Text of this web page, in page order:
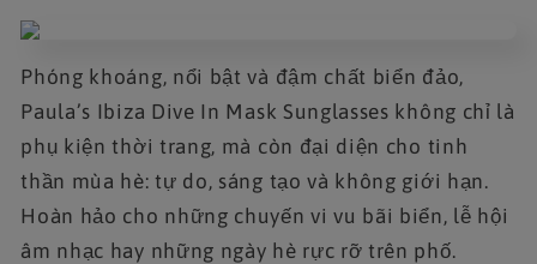
Phóng khoáng, nổi bật và đậm chất biển đảo,
Paula’s Ibiza Dive In Mask Sunglasses không chỉ là
phụ kiện thời trang, mà còn đại diện cho tinh
thần mùa hè: tự do, sáng tạo và không giới hạn.
Hoàn hảo cho những chuyến vi vu bãi biển, lễ hội
âm nhạc hay những ngày hè rực rỡ trên phố.